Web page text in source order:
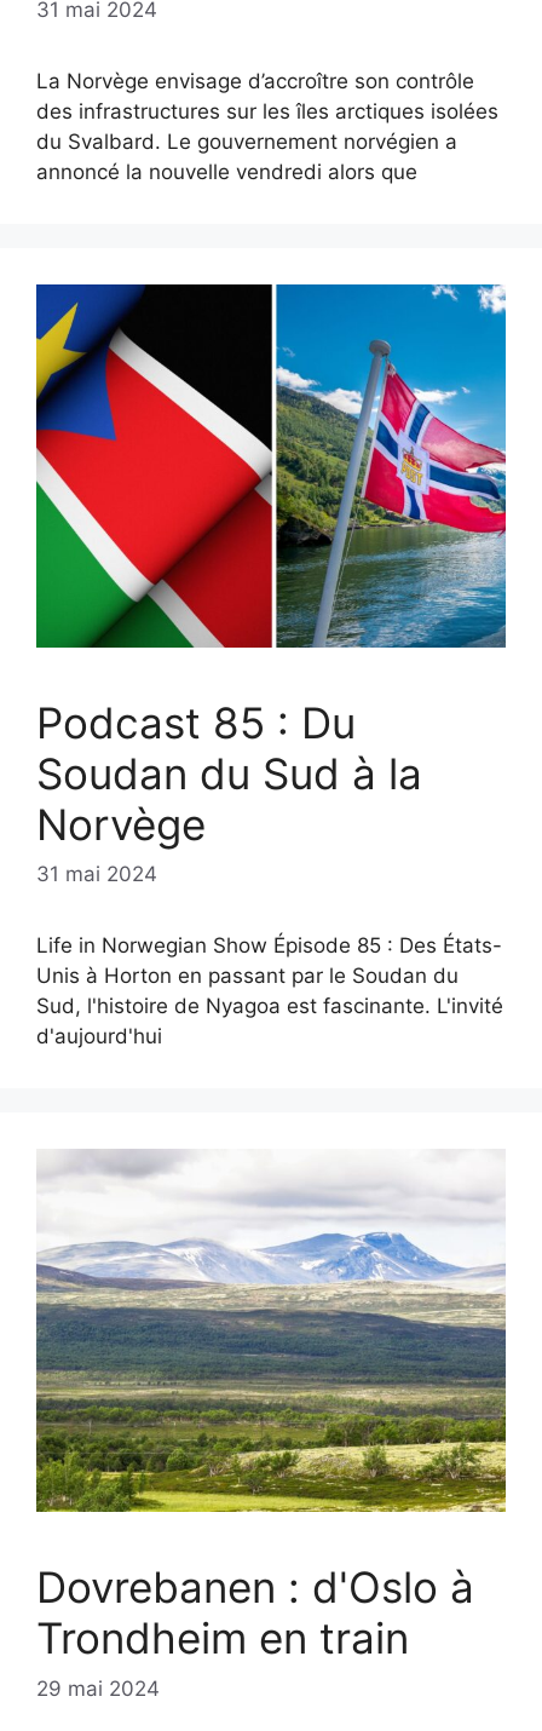
31 mai 2024
La Norvège envisage d’accroître son contrôle
des infrastructures sur les îles arctiques isolées
du Svalbard. Le gouvernement norvégien a
annoncé la nouvelle vendredi alors que
Podcast 85 : Du
Soudan du Sud à la
Norvège
31 mai 2024
Life in Norwegian Show Épisode 85 : Des États-
Unis à Horton en passant par le Soudan du
Sud, l'histoire de Nyagoa est fascinante. L'invité
d'aujourd'hui
Dovrebanen : d'Oslo à
Trondheim en train
29 mai 2024